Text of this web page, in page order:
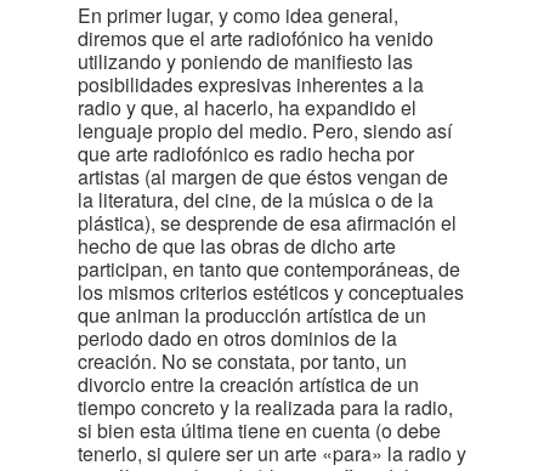
En primer lugar, y como idea general,
diremos que el arte radiofónico ha venido
utilizando y poniendo de manifiesto las
posibilidades expresivas inherentes a la
radio y que, al hacerlo, ha expandido el
lenguaje propio del medio. Pero, siendo así
que arte radiofónico es radio hecha por
artistas (al margen de que éstos vengan de
la literatura, del cine, de la música o de la
plástica), se desprende de esa afirmación el
hecho de que las obras de dicho arte
participan, en tanto que contemporáneas, de
los mismos criterios estéticos y conceptuales
que animan la producción artística de un
periodo dado en otros dominios de la
creación. No se constata, por tanto, un
divorcio entre la creación artística de un
tiempo concreto y la realizada para la radio,
si bien esta última tiene en cuenta (o debe
tenerlo, si quiere ser un arte «para» la radio y